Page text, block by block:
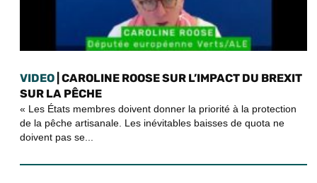
VIDEO | CAROLINE ROOSE SUR L’IMPACT DU BREXIT
SUR LA PÊCHE
« Les États membres doivent donner la priorité à la protection
de la pêche artisanale. Les inévitables baisses de quota ne
doivent pas se...